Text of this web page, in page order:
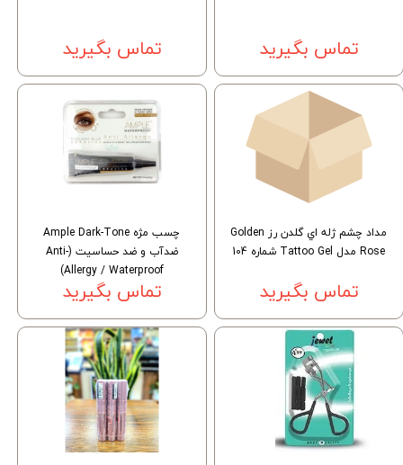
تماس بگیرید تماس بگیرید
مداد چشم ژله اي گلدن رز Golden
Rose مدل Tattoo Gel شماره 104
تماس بگیرید
چسب مژه Ample Dark-Tone
ضدآب و ضد حساسیت (Anti-
Allergy / Waterproof)
تماس بگیرید